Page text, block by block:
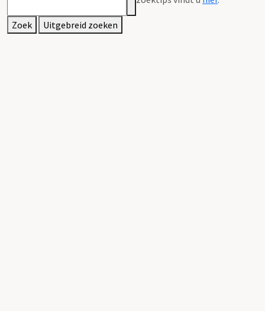
Zoek Uitgebreid zoeken